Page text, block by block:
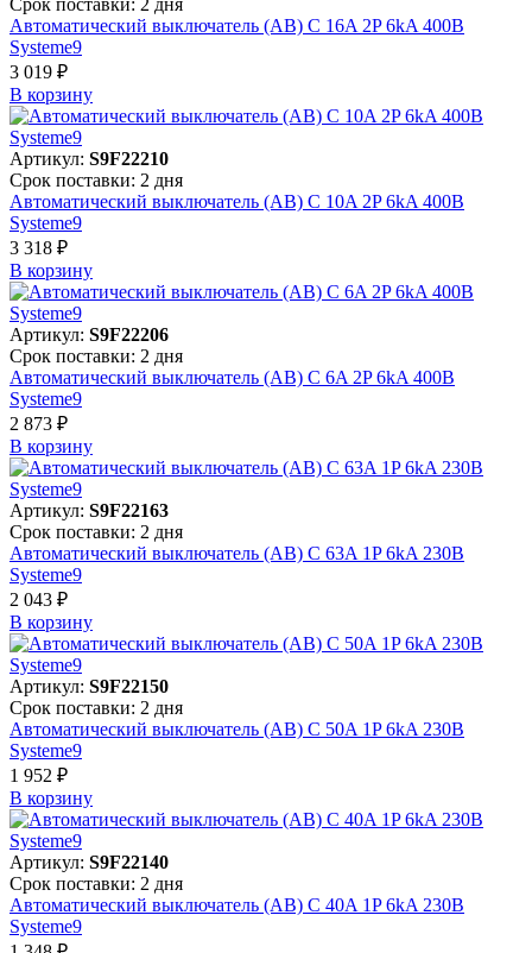
Автоматический выключатель (АВ) C 16A 2P 6kA 400В
Systeme9
3 019 ₽
В корзинy
Артикул: S9F22210
Срок поставки: 2 дня
Автоматический выключатель (АВ) C 10A 2P 6kA 400В
Systeme9
3 318 ₽
В корзинy
Артикул: S9F22206
Срок поставки: 2 дня
Автоматический выключатель (АВ) C 6A 2P 6kA 400В
Systeme9
2 873 ₽
В корзинy
Артикул: S9F22163
Срок поставки: 2 дня
Автоматический выключатель (АВ) C 63A 1P 6kA 230В
Systeme9
2 043 ₽
В корзинy
Артикул: S9F22150
Срок поставки: 2 дня
Автоматический выключатель (АВ) C 50A 1P 6kA 230В
Systeme9
1 952 ₽
В корзинy
Артикул: S9F22140
Срок поставки: 2 дня
Автоматический выключатель (АВ) C 40A 1P 6kA 230В
Systeme9